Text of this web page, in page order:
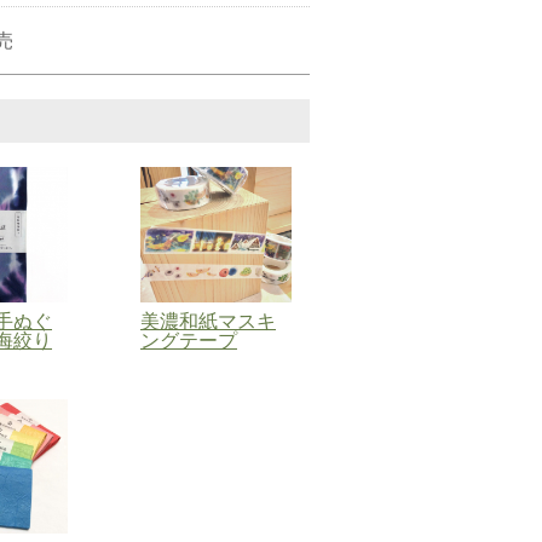
ぬぐ
絞り
美濃和紙マスキ
ングテープ